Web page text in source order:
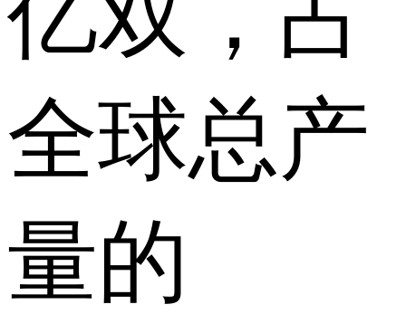
全球总产
量的